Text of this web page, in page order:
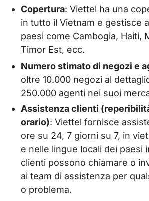
Copertura: Viettel ha una
in tutto il Vietnam e gestisce
paesi come Cambogia, Haiti,
Timor Est, ecc.
Numero stimato di negozi e
oltre 10.000 negozi al
250.000 agenti nei suoi
Assistenza clienti
orario): Viettel fornisce
ore su 24, 7 giorni su 7, in
e nelle lingue locali dei paesi
clienti possono chiamare o
ai team di assistenza per
o problema.